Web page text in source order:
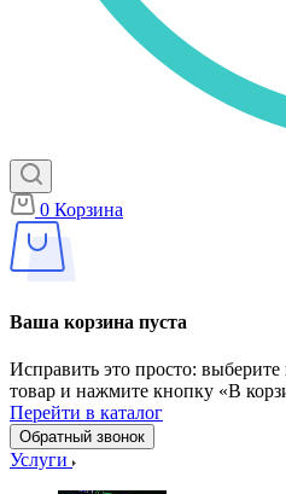
0 Корзина
Ваша корзина пуста
Исправить это просто:
товар и нажмите кнопку «В
Перейти в каталог
Обратный звонок
Услуги